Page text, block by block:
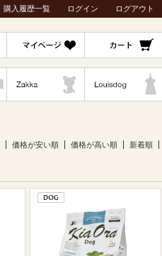
ログアウト
ログイン
購入履歴一覧
価格が安い順 価格が高い順 新着順